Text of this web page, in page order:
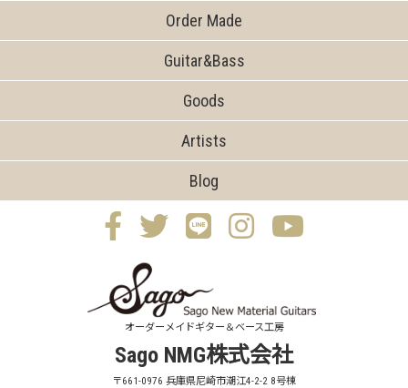
Order Made
Guitar&Bass
Goods
Artists
Blog
オーダーメイドギター＆ベース工房
Sago NMG株式会社
〒661-0976 兵庫県尼崎市潮江4-2-2 8号棟